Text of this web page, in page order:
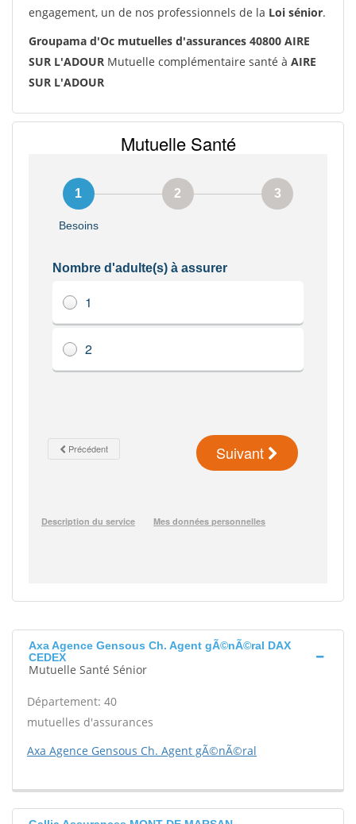
engagement, un de nos professionnels de la Loi sénior.
Groupama d'Oc mutuelles d'assurances 40800 AIRE
SUR L'ADOUR Mutuelle complémentaire santé à AIRE
SUR L'ADOUR
Axa Agence Gensous Ch. Agent gÃ©nÃ©ral DAX
CEDEX
Mutuelle Santé Sénior
Département: 40
mutuelles d'assurances
Axa Agence Gensous Ch. Agent gÃ©nÃ©ral